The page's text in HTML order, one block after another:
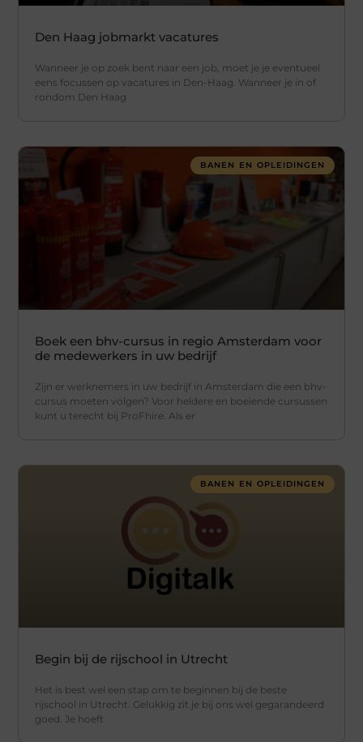
Den Haag jobmarkt vacatures
Wanneer je op zoek bent naar een job, moet je je eventueel
eens focussen op vacatures in Den-Haag. Wanneer je in of
rondom Den Haag
BANEN EN OPLEIDINGEN
Boek een bhv-cursus in regio Amsterdam voor
de medewerkers in uw bedrijf
Zijn er werknemers in uw bedrijf in Amsterdam die een bhv-
cursus moeten volgen? Voor heldere en boeiende cursussen
kunt u terecht bij ProFhire. Als er
BANEN EN OPLEIDINGEN
Begin bij de rijschool in Utrecht
Het is best wel een stap om te beginnen bij de beste
rijschool in Utrecht. Gelukkig zit je bij ons wel gegarandeerd
goed. Je hoeft